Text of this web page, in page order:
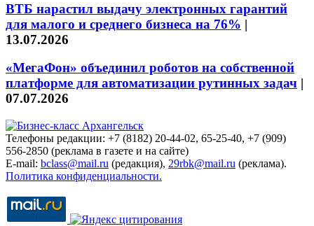
ВТБ нарастил выдачу электронных гарантий
для малого и среднего бизнеса на 76% |
13.07.2026
«МегаФон» объединил роботов на собственной
платформе для автоматизации рутинных задач |
07.07.2026
Телефоны редакции: +7 (8182) 20-44-02, 65-25-40, +7 (909)
556-2850 (реклама в газете и на сайте)
E-mail: bclass@mail.ru (редакция), 29rbk@mail.ru (реклама).
Политика конфиденциальности.